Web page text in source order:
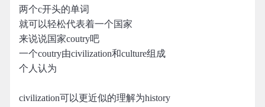
两个c开头的单词
就可以轻松代表着一个国家
来说说国家coutry吧
一个coutry由civilization和culture组成
个人认为
civilization可以更近似的理解为history